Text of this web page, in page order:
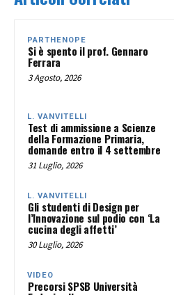
PARTHENOPE
Si è spento il prof. Gennaro
Ferrara
3 Agosto, 2026
L. VANVITELLI
Test di ammissione a Scienze
della Formazione Primaria,
domande entro il 4 settembre
31 Luglio, 2026
L. VANVITELLI
Gli studenti di Design per
l’Innovazione sul podio con ‘La
cucina degli affetti’
30 Luglio, 2026
VIDEO
Precorsi SPSB Università